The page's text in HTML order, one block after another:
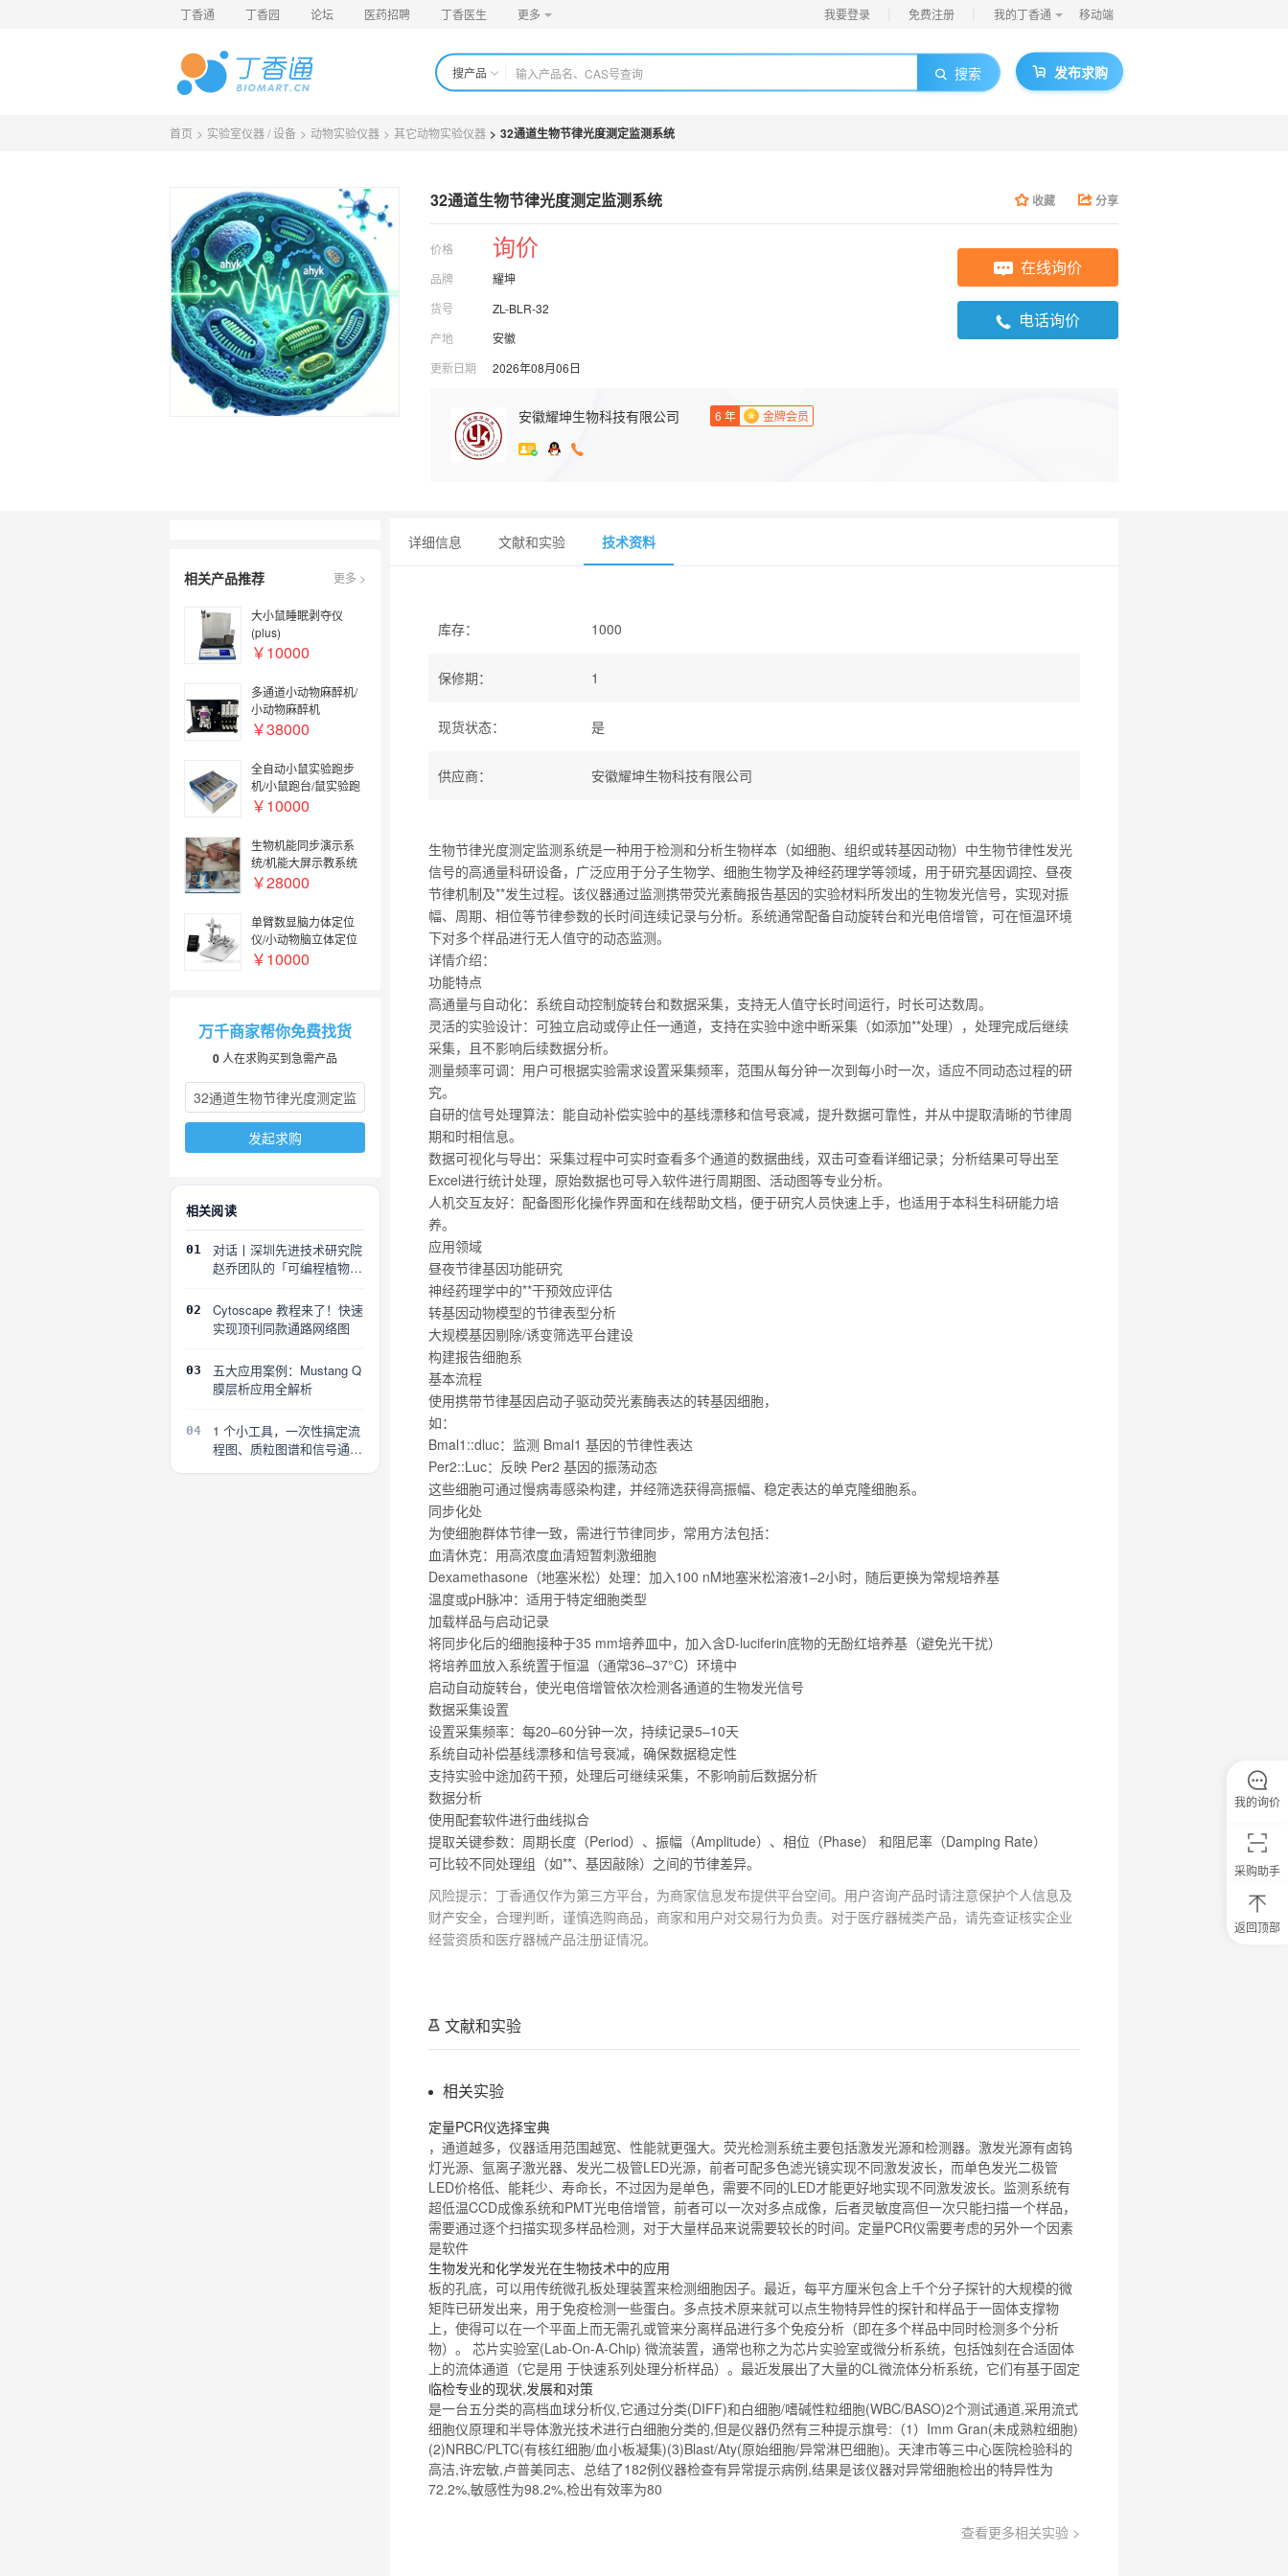
丁香通 丁香园 论坛 医药招聘 丁香医生 更多 我要登录 免费注册 我的丁香通 移动端
搜产品 搜索 发布求购
首页 > 实验室仪器 / 设备 > 动物实验仪器 > 其它动物实验仪器 > 32通道生物节律光度测定监测系统
32通道生物节律光度测定监测系统 收藏 分享
价格 询价
品牌
耀坤
货号
ZL-BLR-32
产地
安徽
更新日期
2026年08月06日
在线询价
电话询价
安徽耀坤生物科技有限公司 6 年 金牌会员
相关产品推荐 更多 >
大小鼠睡眠剥夺仪
(plus)
￥10000
多通道小动物麻醉机/
小动物麻醉机
￥38000
全自动小鼠实验跑步
机/小鼠跑台/鼠实验跑
台
￥10000
生物机能同步演示系
统/机能大屏示教系统
￥28000
单臂数显脑力体定位
仪/小动物脑立体定位
仪
￥10000
万千商家帮你免费找货
0 人在求购买到急需产品
发起求购
相关阅读
01
对话丨深圳先进技术研究院
赵乔团队的「可编程植物」
02
Cytoscape 教程来了！快速
实现顶刊同款通路网络图
03
五大应用案例：Mustang Q
膜层析应用全解析
04
1 个小工具，一次性搞定流
程图、质粒图谱和信号通路
详细信息 文献和实验 技术资料
库存： 1000
保修期： 1
现货状态： 是
供应商： 安徽耀坤生物科技有限公司
生物节律光度测定监测系统是一种用于检测和分析生物样本（如细胞、组织或转基因动物）中生物节律性发光
信号的高通量科研设备，广泛应用于分子生物学、细胞生物学及神经药理学等领域，用于研究基因调控、昼夜
节律机制及**发生过程。该仪器通过监测携带荧光素酶报告基因的实验材料所发出的生物发光信号，实现对振
幅、周期、相位‌等节律参数的长时间连续记录与分析。系统通常配备自动旋转台和光电倍增管，可在恒温环境
下对多个样品进行无人值守的动态监测。
详情介绍：
功能特点
高通量与自动化：系统自动控制旋转台和数据采集，支持无人值守长时间运行，时长可达数周。
灵活的实验设计：可独立启动或停止任一通道，支持在实验中途中断采集（如添加**处理），处理完成后继续
采集，且不影响后续数据分析。
测量频率可调：用户可根据实验需求设置采集频率，范围从每分钟一次到每小时一次‌，适应不同动态过程的研
究。
自研的信号处理算法：能自动补偿实验中的基线漂移和信号衰减，提升数据可靠性，并从中提取清晰的节律周
期和时相信息。
数据可视化与导出：采集过程中可实时查看多个通道的数据曲线，双击可查看详细记录；分析结果可导出至
Excel进行统计处理，原始数据也可导入软件进行周期图、活动图等专业分析。
人机交互友好：配备图形化操作界面和在线帮助文档，便于研究人员快速上手，也适用于本科生科研能力培
养。
应用领域
昼夜节律基因功能研究
神经药理学中的**干预效应评估
转基因动物模型的节律表型分析
大规模基因剔除/诱变筛选平台建设
构建报告细胞系
基本流程
使用携带节律基因启动子驱动荧光素酶表达的转基因细胞，
如：
Bmal1::dluc：监测 Bmal1 基因的节律性表达
Per2::Luc：反映 Per2 基因的振荡动态
这些细胞可通过慢病毒感染构建，并经筛选获得高振幅、稳定表达的单克隆细胞系。
同步化处
为使细胞群体节律一致，需进行‌节律同步‌，常用方法包括：
血清休克：用高浓度血清短暂刺激细胞
Dexamethasone（地塞米松）处理‌：加入100 nM地塞米松溶液1–2小时，随后更换为常规培养基
温度或pH脉冲：适用于特定细胞类型
加载样品与启动记录
将同步化后的细胞接种于35 mm培养皿中，加入含D-luciferin底物的无酚红培养基（避免光干扰）
将培养皿放入系统置于恒温（通常36–37°C）环境中
启动自动旋转台，使光电倍增管依次检测各通道的生物发光信号
数据采集设置
设置采集频率：每20–60分钟一次，持续记录5–10天
系统自动补偿基线漂移和信号衰减，确保数据稳定性
支持实验中途加药干预，处理后可继续采集，不影响前后数据分析
数据分析
使用配套软件进行曲线拟合
提取关键参数：周期长度（Period）、振幅（Amplitude）、相位（Phase） 和阻尼率（Damping Rate）
可比较不同处理组（如**、基因敲除）之间的节律差异。
风险提示：丁香通仅作为第三方平台，为商家信息发布提供平台空间。用户咨询产品时请注意保护个人信息及
财产安全，合理判断，谨慎选购商品，商家和用户对交易行为负责。对于医疗器械类产品，请先查证核实企业
经营资质和医疗器械产品注册证情况。
文献和实验
相关实验
定量PCR仪选择宝典
， 通道越多，仪器适用范围越宽、性能就更强大。荧光检测系统主要包括激发光源和检测器。激发光源有卤钨
灯光源、氩离子激光器、发光二极管LED光源，前者可配多色滤光镜实现不同激发波长，而单色发光二极管
LED价格低、能耗少、寿命长，不过因为是单色，需要不同的LED才能更好地实现不同激发波长。 监测系统有
超低温CCD成像系统和PMT光电倍增管，前者可以一次对多点成像，后者灵敏度高但一次只能扫描一个样品，
需要通过逐个扫描实现多样品检测，对于大量样品来说需要较长的时间。定量PCR仪需要考虑的另外一个因素
是软件
生物发光和化学发光在生物技术中的应用
板的孔底，可以用传统微孔板处理装置来检测细胞因子。最近，每平方厘米包含上千个分子探针的大规模的微
矩阵已研发出来，用于免疫检测一些蛋白。多点技术原来就可以点生物特异性的探针和样品于一固体支撑物
上，使得可以在一个平面上而无需孔或管来分离样品进行多个免疫分析（即在多个样品中同时检测多个分析
物）。 芯片实验室(Lab-On-A-Chip) 微流装置，通常也称之为芯片实验室或微分析系统，包括蚀刻在合适固体
上的流体通道 （它是用 于快速系列处理分析样品）。最近发展出了大量的CL微流体分析系统，它们有基于固定
临检专业的现状,发展和对策
是一台五分类的高档血球分析仪,它通过分类(DIFF)和白细胞/嗜碱性粒细胞(WBC/BASO)2个测试通道,采用流式
细胞仪原理和半导体激光技术进行白细胞分类的,但是仪器仍然有三种提示旗号:（1）Imm Gran(未成熟粒细胞)
(2)NRBC/PLTC(有核红细胞/血小板凝集)(3)Blast/Aty(原始细胞/异常淋巴细胞)。天津市等三中心医院检验科的
高洁,许宏敏,卢普美同志、总结了182例仪器检查有异常提示病例,结果是该仪器对异常细胞检出的特异性为
72.2%,敏感性为98.2%,检出有效率为80
查看更多相关实验 >
采购助手
返回顶部
我的询价